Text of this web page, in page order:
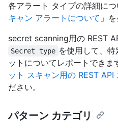
各アラート タイプの詳細に
キャン アラートについて 」
secret scanning用の REST
Secret type を使用して、
ットについてレポートできま
ット スキャン用の REST API
ださい。
パターン カテゴリ